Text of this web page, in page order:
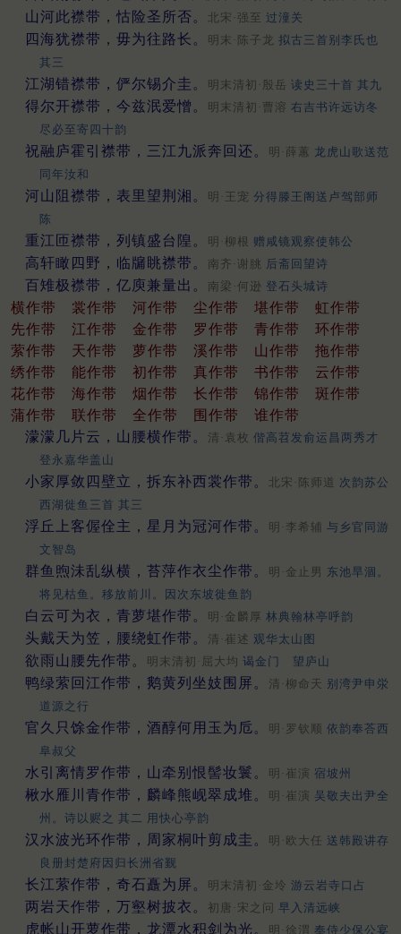
山河此襟带，怙险圣所否。 北宋·强至 过潼关
四海犹襟带，毋为往路长。 明末·陈子龙 拟古三首别李氏也
其三
江湖错襟带，俨尔锡介圭。 明末清初·殷岳 读史三十首 其九
得尔开襟带，今兹泯爱憎。 明末清初·曹溶 右吉书许远访冬
尽必至寄四十韵
祝融庐霍引襟带，三江九派奔回还。 明·薛蕙 龙虎山歌送范
同年汝和
河山阻襟带，表里望荆湘。 明·王宠 分得滕王阁送卢驾部师
陈
重江匝襟带，列镇盛台隍。 明·柳根 赠咸镜观察使韩公
高轩瞰四野，临牖眺襟带。 南齐·谢朓 后斋回望诗
百雉极襟带，亿庾兼量出。 南梁·何逊 登石头城诗
横作带 裳作带 河作带 尘作带 堪作带
虹作带
先作带
江作带 金作带 罗作带 青作带
环作带
萦作带
天作带 萝作带 溪作带 山作带
拖作带
绣作带
能作带 初作带 真作带 书作带
云作带
花作带
海作带 烟作带 长作带 锦作带
斑作带
蒲作带
联作带 全作带 围作带
谁作带
濛濛几片云，山腰横作带。
清·袁枚 偕高苕发俞运昌两秀才
登永嘉华盖山
小家厚敛四壁立，拆东补西裳作带。 北宋·陈师道 次韵苏公
西湖徙鱼三首 其三
浮丘上客偓佺主，星月为冠河作带。 明·李希辅 与乡官同游
文智岛
群鱼煦沬乱纵横，苔萍作衣尘作带。 明·金止男 东池旱涸。
将见枯鱼。移放前川。因次东坡徙鱼韵
白云可为衣，青萝堪作带。 明·金麟厚 林典翰林亭呼韵
头戴天为笠，腰绕虹作带。 清·崔述 观华太山图
欲雨山腰先作带。 明末清初·屈大均 谒金门 望庐山
鸭绿萦回江作带，鹅黄列坐妓围屏。 清·柳命天 别湾尹申泶
道源之行
官久只馀金作带，酒醇何用玉为卮。 明·罗钦顺 依韵奉荅西
阜叔父
水引离情罗作带，山牵别恨髻妆鬟。 明·崔演 宿坡州
楸水雁川青作带，麟峰熊岘翠成堆。 明·崔演 吴敬夫出尹全
州。诗以赆之 其二 用快心亭韵
汉水波光环作带，周家桐叶剪成圭。 明·欧大任 送韩殿讲存
良册封楚府因归长洲省觐
长江萦作带，奇石矗为屏。 明末清初·金坽 游云岩寺口占
两岩天作带，万壑树披衣。 初唐·宋之问 早入清远峡
虎帐山开萝作带，龙潭水积剑为光。 明·徐渭 奉侍少保公宴